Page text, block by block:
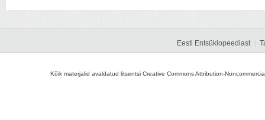
Eesti Entsüklopeediast
Kõik materjalid avaldatud litsentsi Creative Commons Attribution-